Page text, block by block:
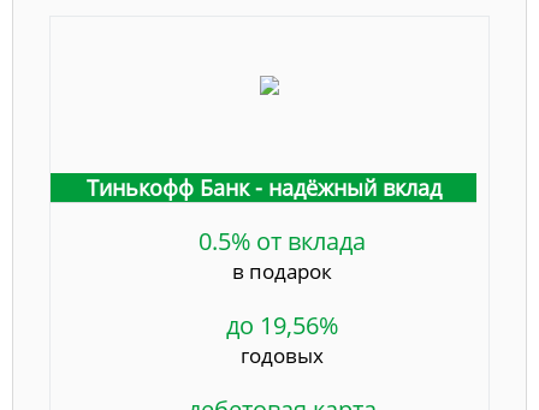
Тинькофф Банк - надёжный вклад
0.5% от вклада
в подарок
до 19,56%
годовых